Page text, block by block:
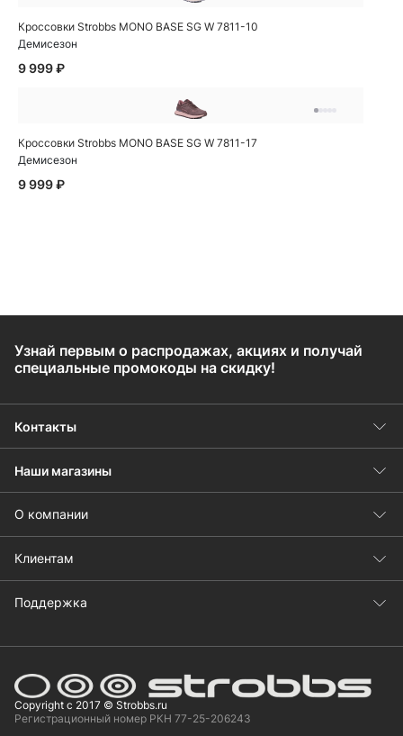
Кроссовки Strobbs MONO BASE SG W 7811-10
Демисезон
9 999 ₽
Кроссовки Strobbs MONO BASE SG W 7811-17
Демисезон
9 999 ₽
Узнай первым о распродажах, акциях и получай
специальные промокоды на скидку!
Контакты
Наши магазины
О компании
Клиентам
Поддержка
Copyright с 2017 © Strobbs.ru
Регистрационный номер РКН 77-25-206243